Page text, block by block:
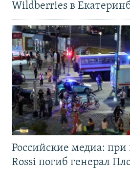
Wildberries в
Российские медиа: при
Rossi погиб генерал